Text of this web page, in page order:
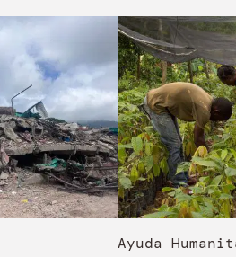
Ayuda